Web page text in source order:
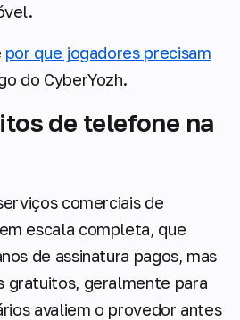
por que jogadores precisam
do CyberYozh.
de telefone na
comerciais de
escala completa, que
de assinatura pagos, mas
gratuitos, geralmente para
avaliem o provedor antes